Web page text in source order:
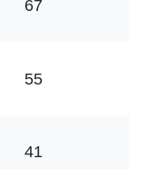
67
55
41